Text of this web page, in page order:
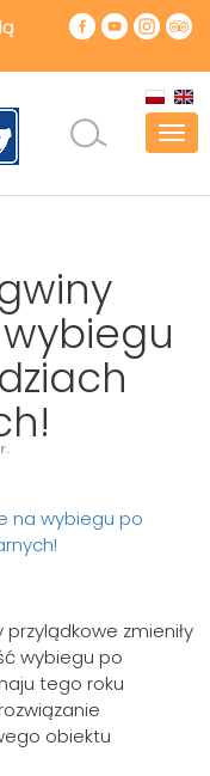
zmieniły
wybiegu po
tego roku
obiektu